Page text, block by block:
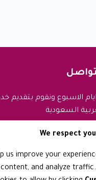
الاسبوع ونقوم بتقديم
السعودية
- الجمعة.
العربية السعودية
We respect
us improve your
and analyze